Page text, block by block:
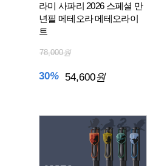
라미 사파리 2026 스페셜 만
년필 메테오라 메테오라이
트
78,000원
30% 54,600원